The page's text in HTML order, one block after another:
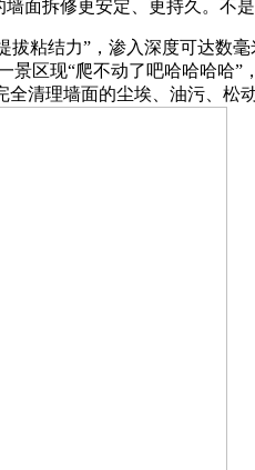
面拆修更安定、更持久。不
结力”，渗入深度可达数
区现“爬不动了吧哈哈哈哈
清理墙面的尘埃、油污、松